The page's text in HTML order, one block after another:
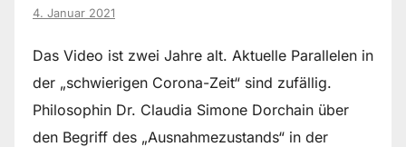
4. Januar 2021
Das Video ist zwei Jahre alt. Aktuelle Parallelen in
der „schwierigen Corona-Zeit“ sind zufällig.
Philosophin Dr. Claudia Simone Dorchain über
den Begriff des „Ausnahmezustands“ in der